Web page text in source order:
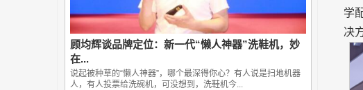
顾均辉谈品牌定位：新一代“懒人神器”洗鞋机，妙
在...
说起被种草的“懒人神器”，哪个最深得你心？有人说是扫地机器
人，有人投票给洗碗机，可没想到，洗鞋机今...
学
决